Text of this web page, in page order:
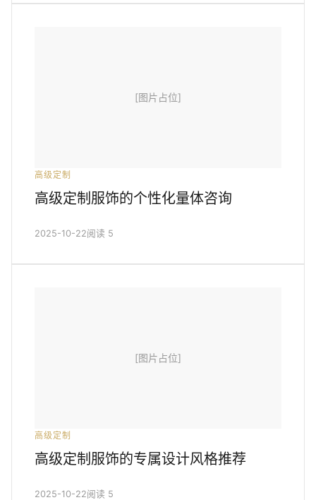
[图片占位]
高级定制
高级定制服饰的个性化量体咨询
2025-10-22阅读 5
[图片占位]
高级定制
高级定制服饰的专属设计风格推荐
2025-10-22阅读 5